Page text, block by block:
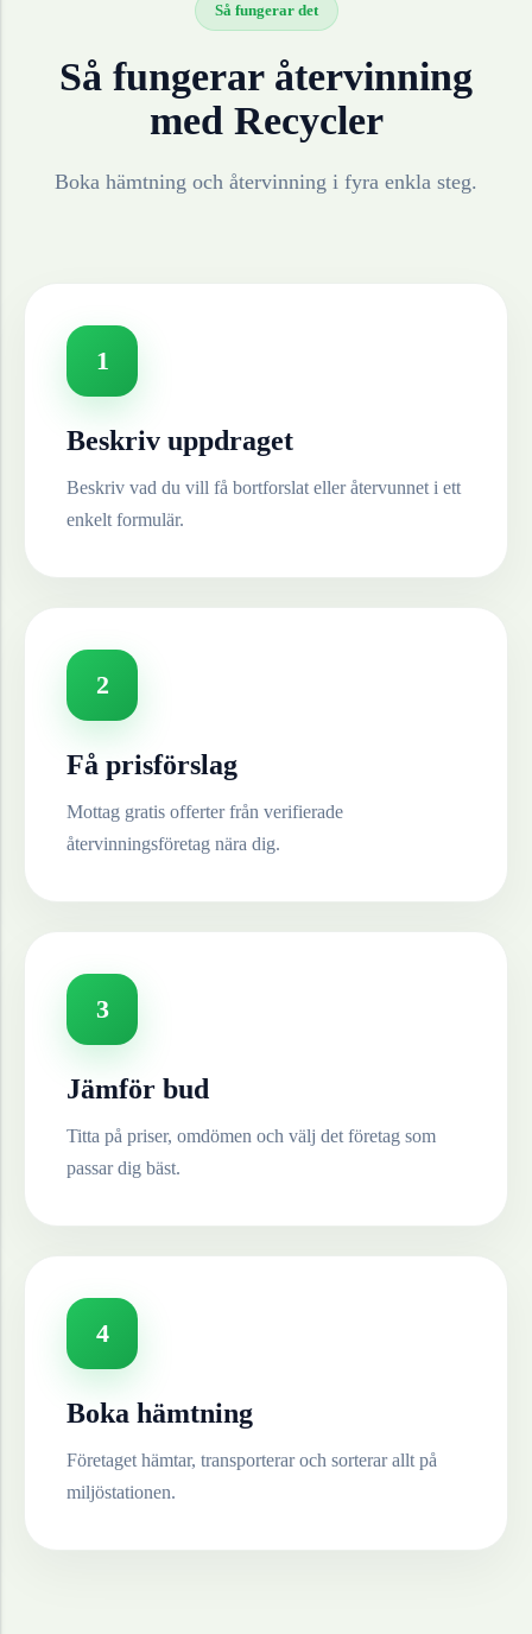
Så fungerar det
Så fungerar återvinning
med Recycler
Boka hämtning och återvinning i fyra enkla steg.
1
Beskriv uppdraget
Beskriv vad du vill få bortforslat eller återvunnet i ett
enkelt formulär.
2
Få prisförslag
Mottag gratis offerter från verifierade
återvinningsföretag nära dig.
3
Jämför bud
Titta på priser, omdömen och välj det företag som
passar dig bäst.
4
Boka hämtning
Företaget hämtar, transporterar och sorterar allt på
miljöstationen.